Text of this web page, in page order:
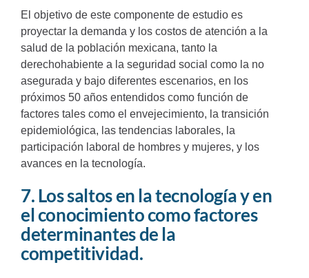
El objetivo de este componente de estudio es
proyectar la demanda y los costos de atención a la
salud de la población mexicana, tanto la
derechohabiente a la seguridad social como la no
asegurada y bajo diferentes escenarios, en los
próximos 50 años entendidos como función de
factores tales como el envejecimiento, la transición
epidemiológica, las tendencias laborales, la
participación laboral de hombres y mujeres, y los
avances en la tecnología.
7. Los saltos en la tecnología y en
el conocimiento como factores
determinantes de la
competitividad.